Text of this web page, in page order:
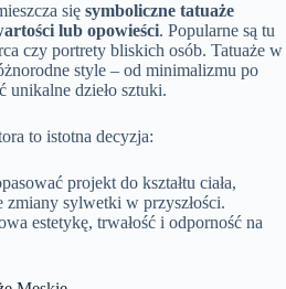
się symboliczne tatuaże
lub opowieści. Popularne są tu
czy portrety bliskich osób. Tatuaże w
style – od minimalizmu po
unikalne dzieło sztuki.
to istotna decyzja:
projekt do kształtu ciała,
zmiany sylwetki w przyszłości.
estetykę, trwałość i odporność na